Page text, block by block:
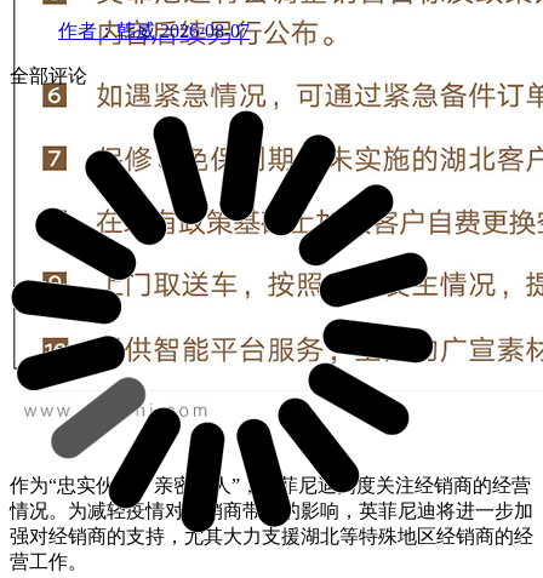
作为“忠实伙伴、亲密家人”，英菲尼迪高度关注经销商的经营
情况。为减轻疫情对经销商带来的影响，英菲尼迪将进一步加
强对经销商的支持，尤其大力支援湖北等特殊地区经销商的经
营工作。
作者：韩威 2026-08-07
全部评论